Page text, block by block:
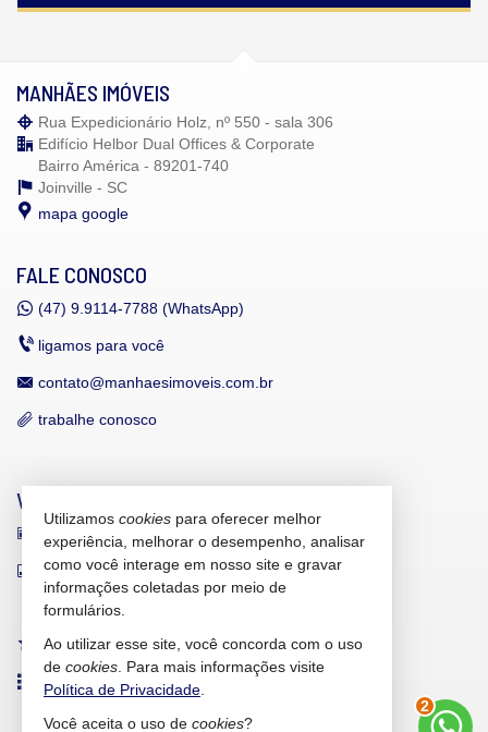
MANHÃES IMÓVEIS
Rua Expedicionário Holz, nº 550 - sala 306
Edifício Helbor Dual Offices & Corporate
Bairro América - 89201-740
Joinville - SC
mapa google
FALE CONOSCO
(47) 9.9114-7788 (WhatsApp)
ligamos para você
contato@manhaesimoveis.com.br
trabalhe conosco
VEJA MAIS
receba nosso newsletter
indicadores financeiros
cadastre seu imóvel
imóveis favoritos
mapa de imóveis
2
Utilizamos cookies para oferecer melhor
experiência, melhorar o desempenho, analisar
como você interage em nosso site e gravar
informações coletadas por meio de
formulários.
Ao utilizar esse site, você concorda com o uso
de cookies . Para mais informações visite
Política de Privacidade
Você aceita o uso de cookies?